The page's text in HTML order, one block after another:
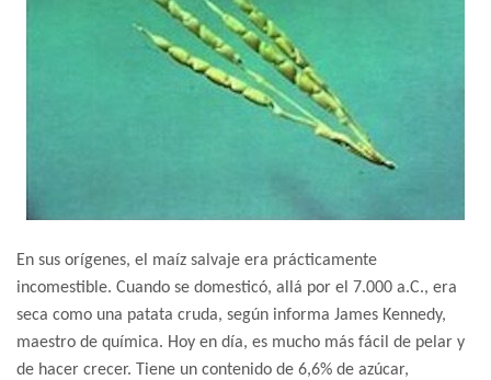
En sus orígenes, el maíz salvaje era prácticamente
incomestible. Cuando se domesticó, allá por el 7.000 a.C., era
seca como una patata cruda, según informa James Kennedy,
maestro de química. Hoy en día, es mucho más fácil de pelar y
de hacer crecer. Tiene un contenido de 6,6% de azúcar,